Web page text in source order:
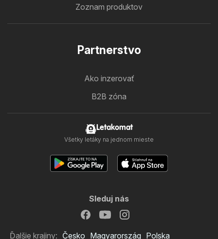
Zoznam produktov
Partnerstvo
Ako inzerovať
B2B zóna
Letakomat
Všetky letáky na jednom mieste
Sleduj nás
Ďalšie krajiny: Česko Magyarország Polska